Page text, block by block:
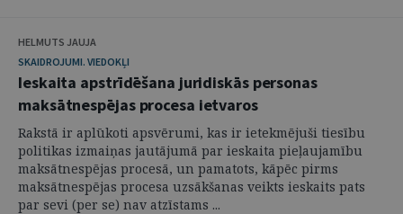
HELMUTS JAUJA
SKAIDROJUMI. VIEDOKĻI
Ieskaita apstrīdēšana juridiskās personas
maksātnespējas procesa ietvaros
Rakstā ir aplūkoti apsvērumi, kas ir ietekmējuši tiesību
politikas izmaiņas jautājumā par ieskaita pieļaujamību
maksātnespējas procesā, un pamatots, kāpēc pirms
maksātnespējas procesa uzsākšanas veikts ieskaits pats
par sevi (per se) nav atzīstams ...